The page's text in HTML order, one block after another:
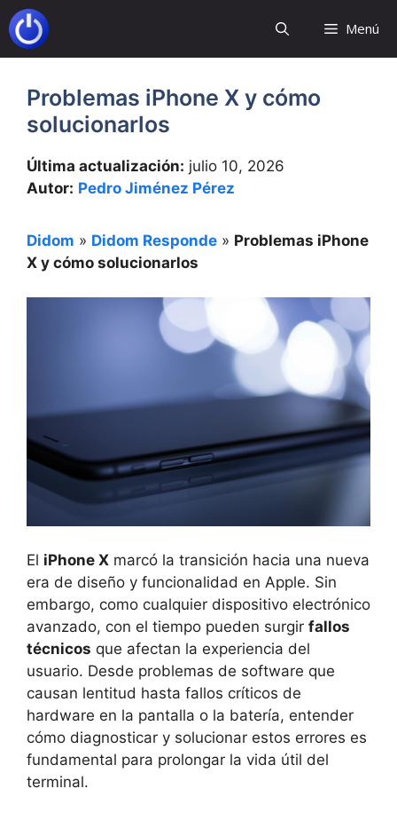
Saltar
al
contenido
Menú
Problemas iPhone X y cómo
solucionarlos
Última actualización: julio 10, 2026
Autor: Pedro Jiménez Pérez
Didom » Didom Responde » Problemas iPhone
X y cómo solucionarlos
El iPhone X marcó la transición hacia una nueva
era de diseño y funcionalidad en Apple. Sin
embargo, como cualquier dispositivo electrónico
avanzado, con el tiempo pueden surgir fallos
técnicos que afectan la experiencia del
usuario. Desde problemas de software que
causan lentitud hasta fallos críticos de
hardware en la pantalla o la batería, entender
cómo diagnosticar y solucionar estos errores es
fundamental para prolongar la vida útil del
terminal.